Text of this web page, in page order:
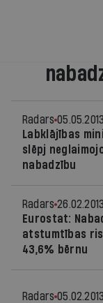
Radars
Labklājības
slēpj
nabadzību
Radars
Eurostat:
atstumtības
43,6% bērnu
Radars